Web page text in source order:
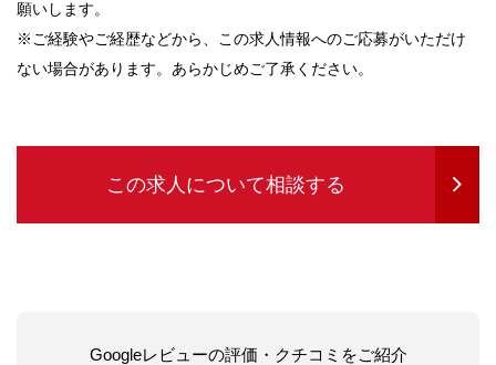
願いします。
※ご経験やご経歴などから、この求人情報へのご応募がいただけ
ない場合があります。あらかじめご了承ください。
この求人について相談する
Googleレビューの評価・クチコミをご紹介